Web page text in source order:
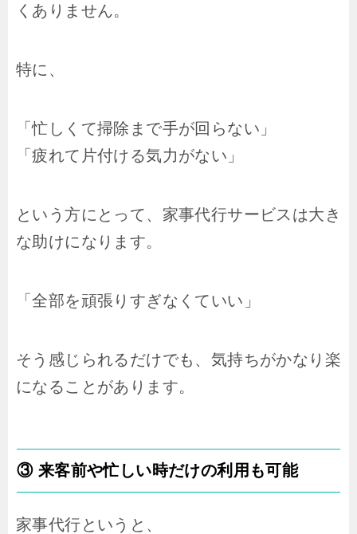
くありません。
特に、
「忙しくて掃除まで手が回らない」
「疲れて片付ける気力がない」
という方にとって、家事代行サービスは大き
な助けになります。
「全部を頑張りすぎなくていい」
そう感じられるだけでも、気持ちがかなり楽
になることがあります。
③ 来客前や忙しい時だけの利用も可能
家事代行というと、